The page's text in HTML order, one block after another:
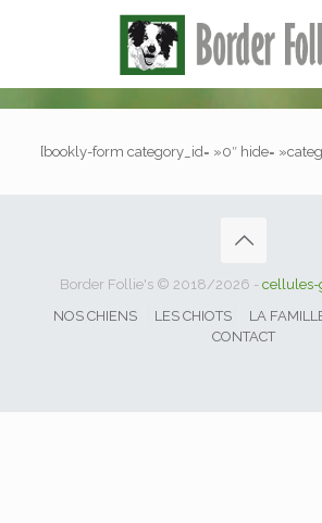
[bookly-form category_id= »0″ hide=
Border Follie's © 2018/2026 - cellules-
NOS CHIENS
LES CHIOTS LA
CONTACT